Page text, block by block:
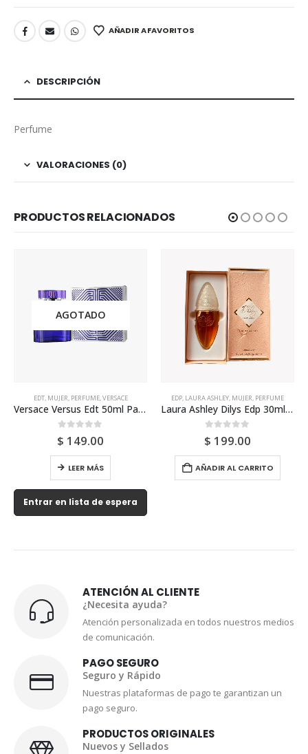
AÑADIR A FAVORITOS
DESCRIPCIÓN
Perfume
VALORACIONES (0)
PRODUCTOS RELACIONADOS
AGOTADO
EDT, MUJER PERFUME, VERSACE
Versace Versus Edt 50ml Para Mujer
0 out of 5
$ 149.00
LEER MÁS
Entrar en lista de espera
EDP LAURA ASHLEY MUJER PERFUME
Laura Ashley Dilys Edp 30ml Para Mujer
0 out of 5
$ 199.00
AÑADIR AL CARRITO
ATENCIÓN AL CLIENTE
¿Necesita ayuda?
Atención personalizada en todos nuestros medios
de comunicación.
PAGO SEGURO
Seguro y Rápido
Nuestras plataformas de pago te garantizan un
pago seguro.
PRODUCTOS ORIGINALES
Nuevos y Sellados